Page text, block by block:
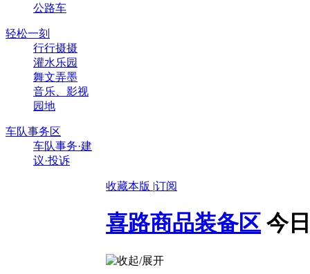
公路车
轻松一刻
行行摄摄
灌水乐园
舞文弄墨
音乐、影视
园地
车队事务区
车队事务·建
议·投诉
收藏本版 |订阅
喜路商品装备区 今